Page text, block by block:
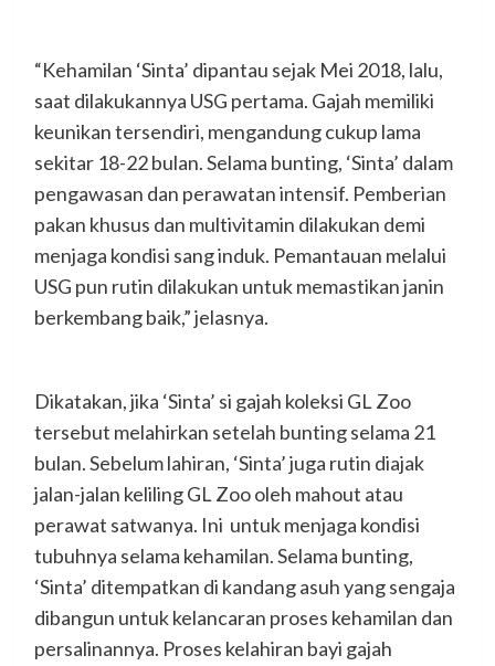
“Kehamilan ‘Sinta’ dipantau sejak Mei 2018, lalu,
saat dilakukannya USG pertama. Gajah memiliki
keunikan tersendiri, mengandung cukup lama
sekitar 18-22 bulan. Selama bunting, ‘Sinta’ dalam
pengawasan dan perawatan intensif. Pemberian
pakan khusus dan multivitamin dilakukan demi
menjaga kondisi sang induk. Pemantauan melalui
USG pun rutin dilakukan untuk memastikan janin
berkembang baik,” jelasnya.
Dikatakan, jika ‘Sinta’ si gajah koleksi GL Zoo
tersebut melahirkan setelah bunting selama 21
bulan. Sebelum lahiran, ‘Sinta’ juga rutin diajak
jalan-jalan keliling GL Zoo oleh mahout atau
perawat satwanya. Ini untuk menjaga kondisi
tubuhnya selama kehamilan. Selama bunting,
‘Sinta’ ditempatkan di kandang asuh yang sengaja
dibangun untuk kelancaran proses kehamilan dan
persalinannya. Proses kelahiran bayi gajah